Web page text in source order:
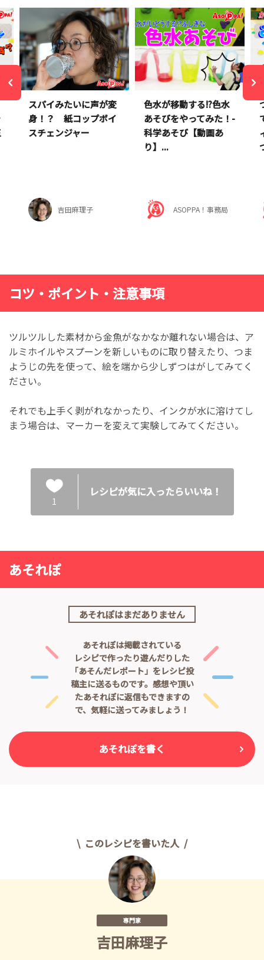
スパイみたいに声が変
身！？ 紙コップボイ
スチェンジャー
吉田麻理子
色水が移動する!?色水
あそびをやってみた！-
科学あそび【動画あ
り】...
ASOPPA！事務局
コツ・ポイント・注意事項
ツルツルした素材から金魚がなかなか離れない場合は、ア
ルミホイルやスプーンを新しいものに取り替えたり、つま
ようじの先を使って、絵を端から少しずつはがしてみてく
ださい。
それでも上手く剥がれなかったり、インクが水に溶けてし
まう場合は、マーカーを変えて実験してみてください。
1
レシピが気に入ったらいいね！
あそれぽ
あそれぽはまだありません
あそれぽは掲載されている
レシピで作ったり遊んだりした
「あそんだレポート」をレシピ投
稿主に送るものです。 感想や頂い
たあそれぽに返信もできますの
で、気軽に送ってみましょう！
あそれぽを書く
このレシピを書いた人
専門家
吉田麻理子